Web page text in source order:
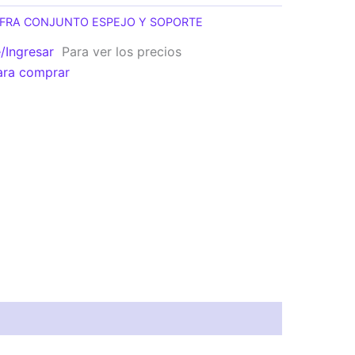
FRA CONJUNTO ESPEJO Y SOPORTE
Ingresar Para ver los precios
comprar